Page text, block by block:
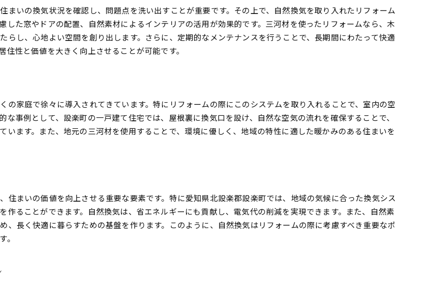
リフォーム計画における自然素材の活かし方
持続可能な暮らしをサポートするリフォーム
自然素材を使った心地よい空間作り
リフォームプロジェクトの進め方
顧客満足度を高めるためのコミュニケーション
地域の文化を反映した住まい作り
最新の自然換気システムの特徴
リフォームで換気効率を最大化する方法
換気システムの選び方と設置手順
まいの換気状況を確認し、問題点を洗い出すことが重要です。その上で、自然換気を取り入れたリフォーム
した窓やドアの配置、自然素材によるインテリアの活用が効果的です。三河材を使ったリフォームなら、木
らし、心地よい空間を創り出します。さらに、定期的なメンテナンスを行うことで、長期間にわたって快適
性と価値を大きく向上させることが可能です。
の家庭で徐々に導入されてきています。特にリフォームの際にこのシステムを取り入れることで、室内の空
事例として、設楽町の一戸建て住宅では、屋根裏に換気口を設け、自然な空気の流れを確保することで、
います。また、地元の三河材を使用することで、環境に優しく、地域の特性に適した暖かみのある住まいを
住まいの価値を向上させる重要な要素です。特に愛知県北設楽郡設楽町では、地域の気候に合った換気シス
作ることができます。自然換気は、省エネルギーにも貢献し、電気代の削減を実現できます。また、自然素
、長く快適に暮らすための基盤を作ります。このように、自然換気はリフォームの際に考慮すべき重要なポ
。